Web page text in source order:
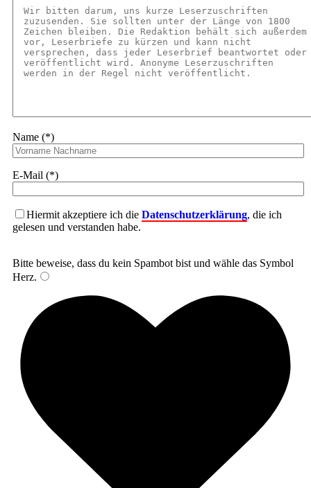
Name (*)
E-Mail (*)
Hiermit akzeptiere ich die Datenschutzerklärung, die ich
gelesen und verstanden habe.
Bitte beweise, dass du kein Spambot bist und wähle das Symbol
Herz.